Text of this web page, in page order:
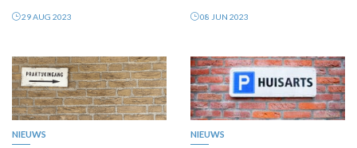
29 AUG 2023 08 JUN 2023
Premium
NIEUWS
Premium
NIEUWS